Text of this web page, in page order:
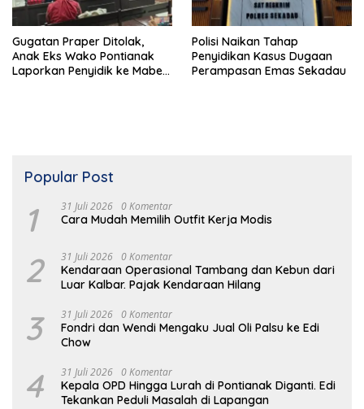
Gugatan Praper Ditolak,
Anak Eks Wako Pontianak
Laporkan Penyidik ke Mabes
Polisi Naikan Tahap
Penyidikan Kasus Dugaan
Perampasan Emas Sekadau
Popular Post
1 31 Juli 2026 0 Komentar
Cara Mudah Memilih Outfit Kerja Modis
2 31 Juli 2026 0 Komentar
Kendaraan Operasional Tambang dan Kebun dari
Luar Kalbar. Pajak Kendaraan Hilang
3 31 Juli 2026 0 Komentar
Fondri dan Wendi Mengaku Jual Oli Palsu ke Edi
Chow
4 31 Juli 2026 0 Komentar
Kepala OPD Hingga Lurah di Pontianak Diganti. Edi
Tekankan Peduli Masalah di Lapangan